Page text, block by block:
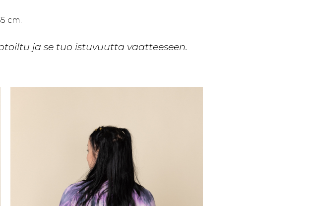
cm.
ja se tuo istuvuutta vaatteeseen.